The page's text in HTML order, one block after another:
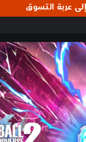
عربة التسوق